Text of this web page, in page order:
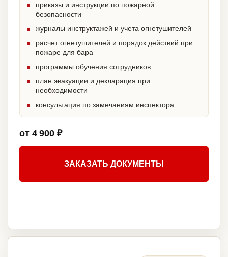
приказы и инструкции по пожарной
безопасности
журналы инструктажей и учета огнетушителей
расчет огнетушителей и порядок действий при
пожаре для бара
программы обучения сотрудников
план эвакуации и декларация при
необходимости
консультация по замечаниям инспектора
от 4 900 ₽
ЗАКАЗАТЬ ДОКУМЕНТЫ